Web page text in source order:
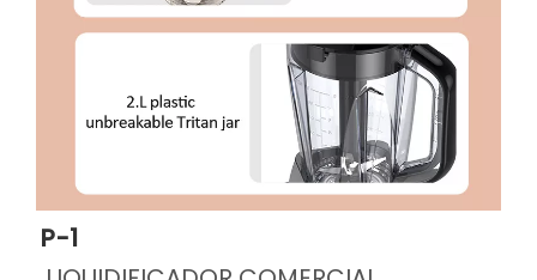
P-1